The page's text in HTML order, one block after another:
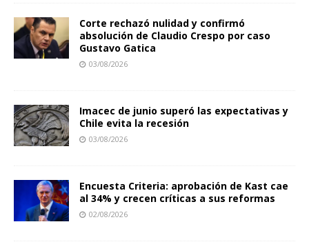
Corte rechazó nulidad y confirmó
absolución de Claudio Crespo por caso
Gustavo Gatica
03/08/2026
Imacec de junio superó las expectativas y
Chile evita la recesión
03/08/2026
Encuesta Criteria: aprobación de Kast cae
al 34% y crecen críticas a sus reformas
02/08/2026